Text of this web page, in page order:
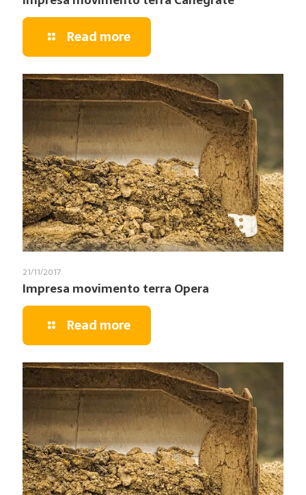
Read more
21/11/2017
Impresa movimento terra Opera
Read more